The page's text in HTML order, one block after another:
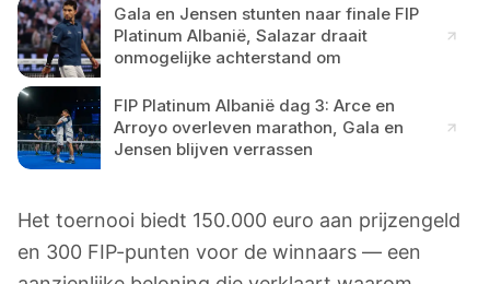
Gala en Jensen stunten naar finale FIP
Platinum Albanië, Salazar draait
onmogelijke achterstand om
FIP Platinum Albanië dag 3: Arce en
Arroyo overleven marathon, Gala en
Jensen blijven verrassen
Het toernooi biedt 150.000 euro aan prijzengeld
en 300 FIP-punten voor de winnaars — een